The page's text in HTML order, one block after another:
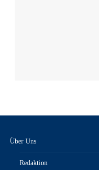
Über Uns
Redaktion